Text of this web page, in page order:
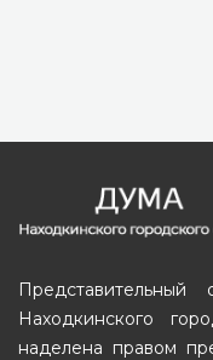
Представительный
Находкинского
наделена правом